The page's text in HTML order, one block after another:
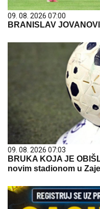
09. 08. 2026 07:00
BRANISLAV
09. 08. 2026 07:03
BRUKA KOJA JE
novim stadionom u